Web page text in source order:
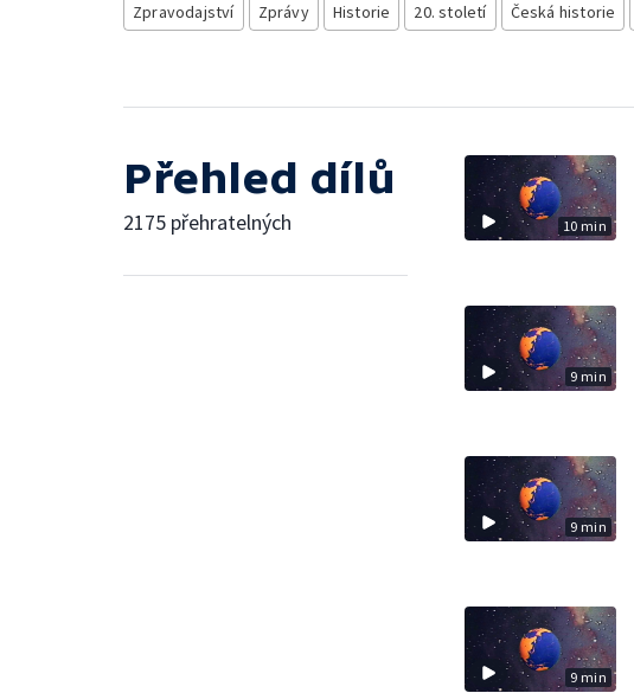
Zpravodajství Zprávy Historie 20. století Česká historie
Přehled dílů
2175 přehratelných 10 min
9 min
9 min
9 min